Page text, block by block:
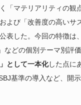
「マテリアリティの観
よび「改善度の高いサ
表した。今回の特徴は
などの個別テーマ別評価
として一本化した点に
基準の導入など、開